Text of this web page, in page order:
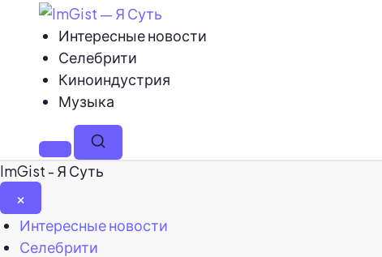
Интересные новости
Селебрити
Киноиндустрия
Музыка
МенюПоиск
ImGist - Я Суть
×
Закрыть
меню
Интересные новости
Селебрити